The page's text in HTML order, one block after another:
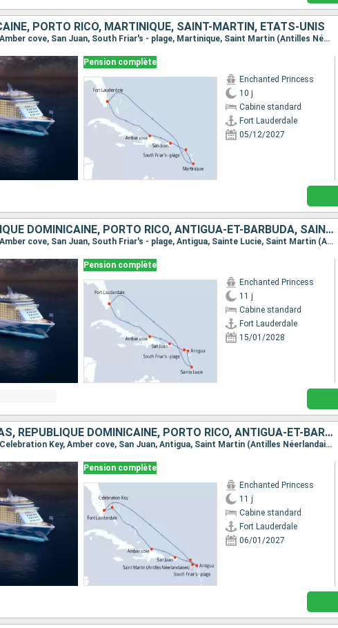
PORTO RICO, MARTINIQUE, SAINT-MARTIN, ÉTATS-UNIS
Itinéraire : Fort Lauderdale, Amber cove, San Juan, South Friar's - plage, Martinique, Saint Martin (Antilles Néerlandaises), Fort Lauderdale
Pension complète
Enchanted Princess
10 j
Cabine standard
Fort Lauderdale
05/12/2027
ÉTATS-UNIS, RÉPUBLIQUE DOMINICAINE, PORTO RICO, ANTIGUA-ET-BARBUDA, SAINTE-LUCIE, SAINT-MARTIN
Itinéraire : Fort Lauderdale, Amber cove, San Juan, South Friar's - plage, Antigua, Sainte Lucie, Saint Martin (Antilles Néerlandaises), Fort Lauderdale
Pension complète
Enchanted Princess
11 j
Cabine standard
Fort Lauderdale
15/01/2028
ÉTATS-UNIS, BAHAMAS, RÉPUBLIQUE DOMINICAINE, PORTO RICO, ANTIGUA-ET-BARBUDA, SAINT-MARTIN
Itinéraire : Fort Lauderdale, Celebration Key, Amber cove, San Juan, Antigua, Saint Martin (Antilles Néerlandaises), South Friar's - plage, Fort Lauderdale
Pension complète
Enchanted Princess
11 j
Cabine standard
Fort Lauderdale
06/01/2027